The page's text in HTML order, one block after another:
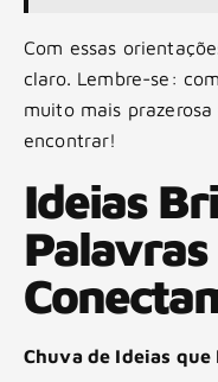
Com essas
claro. Lembre-se:
muito mais
encontrar!
Ideias
Chuva de Ideias